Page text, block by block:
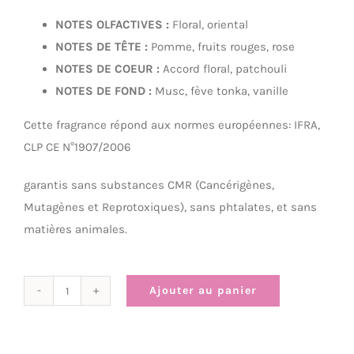
NOTES OLFACTIVES : Floral, oriental
NOTES DE TÊTE : Pomme, fruits rouges, rose
NOTES DE COEUR : Accord floral, patchouli
NOTES DE FOND : Musc, fève tonka, vanille
Cette fragrance répond aux normes européennes: IFRA,
CLP CE N°1907/2006
garantis sans substances CMR (Cancérigènes,
Mutagènes et Reprotoxiques), sans phtalates, et sans
matières animales.
Ajouter au panier